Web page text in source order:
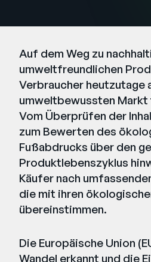
SUPPORT
Auf dem Weg zu
umweltfreundlichen
Verbraucher heutzutage
umweltbewussten Markt
Vom Überprüfen der
zum Bewerten des
Fußabdrucks über den
Produktlebenszyklus
Käufer nach
die mit ihren
übereinstimmen.
Die Europäische Union
Wandel erkannt und die